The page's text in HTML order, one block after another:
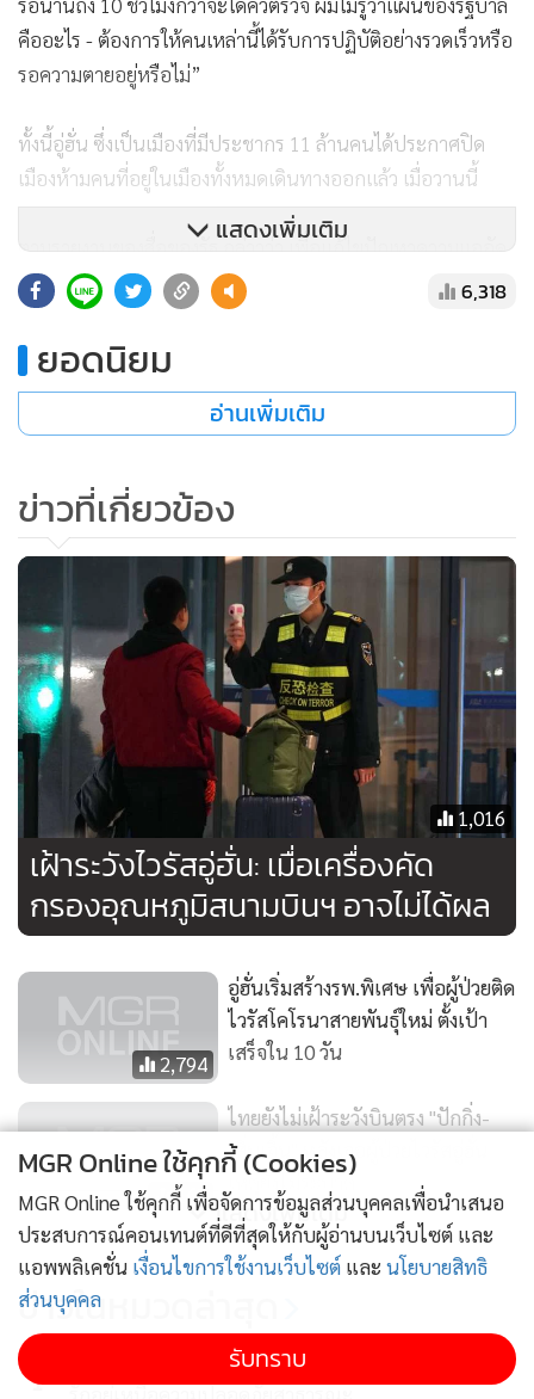
คืออะไร - ต้องการให้คนเหล่านี้ได้รับการปฏิบัติอย่างรวดเร็วหรือ
รอความตายอยู่หรือไม่”
ทั้งนี้อู่ฮั่น ซึ่งเป็นเมืองที่มีประชากร 11 ล้านคนได้ประกาศปิด
เมืองห้ามคนที่อยู่ในเมืองทั้งหมดเดินทางออกแล้ว เมื่อวานนี้
ตามรายงานของสื่อของรัฐ กล่าวว่า เพื่อแก้ไขปัญหาความแออัด
ยัดเยียดของผู้ป่วยในโรงพยาลที่อู่ฮั่น เจ้าหน้าที่ได้ประกาศ
แผนการสร้างโรงพยาบาลฉุกเฉินเพื่อรักษาโรคระบาดของไวรัส
โดยจะสถานที่ก่อสร้างโรงพยาบาลฉุกเฉินนี้ ในเวลาเพียงหกวัน
โดยจะปฏิบัติตามรูปแบบของอาคารที่สร้างขึ้นในกรุงปักกิ่ง ใน
ช่วงที่โรคซาร์สระบาดในปี 2003 ซึ่งมีรองรับผู้ป่วยมากถึง 1,000
ในวันพฤหัสบดี (23 ม.ค.) แพทย์ที่โรงพยาบาลอู่ฮั่นหลายแห่ง
บอกกับ ไฉซิน สื่อจีน ว่าพวกเขาประเมินจำนวนผู้ติดเชื้อไวรัสใน
ที่สุดแล้ว อาจเกิน 6,000 คน
ในวันเดียวกันผู้เชี่ยวชาญด้านไวรัส ซึ่งอดีตมีผลงานค้นคว้าแหล่ง
ที่มาของไวรัสโรคซาร์ส กล่าวว่า เขาคาดว่าขนาดการแพร่
กระจายของไวรัสตัวใหม่นี้อาจสูงเป็น 10 เท่าของโรคซาร์สซึ่งใน
เวลานั้นมีผู้ป่วยมากกว่า 8,000 ราย
แสดงเพิ่มเติม
6,318
ยอดนิยม
อ่านเพิ่มเติม
ข่าวที่เกี่ยวข้อง
1,016
เฝ้าระวังไวรัสอู่ฮั่น: เมื่อเครื่องคัด
กรองอุณหภูมิสนามบินฯ อาจไม่ได้ผล
2,794
อู่ฮั่นเริ่มสร้างรพ.พิเศษ เพื่อผู้ป่วยติด
ไวรัสโคโรนาสายพันธุ์ใหม่ ตั้งเป้า
เสร็จใน 10 วัน
168
ไทยยังไม่เฝ้าระวังบินตรง "ปักกิ่ง-
เสิ่นเจิ้น" หลังเจอผู้ป่วยไวรัสอู่ฮั่น
เหตุยังไม่ระบาด
ทำผวาหนัก! แชร์ว่อนคลิปเปิบ
พิสดาร “ค้างคาว” ลือสะพัดเป็นต้น
แสดงเพิ่มเติม
ข่าวในหมวดล่าสุด
1
สื่อจีนอัดแฟนคลับจีนชุลมุนสนามบินไทย อย่าให้ความ
MGR Online ใช้คุกกี้ (Cookies)
MGR Online ใช้คุกกี้ เพื่อจัดการข้อมูลส่วนบุคคลเพื่อนำเสนอ
ประสบการณ์คอนเทนต์ที่ดีที่สุดให้กับผู้อ่านบนเว็บไซต์ และ
แอพพลิเคชั่น เงื่อนไขการใช้งานเว็บไซต์ และ นโยบายสิทธิ
ส่วนบุคคล
รับทราบ